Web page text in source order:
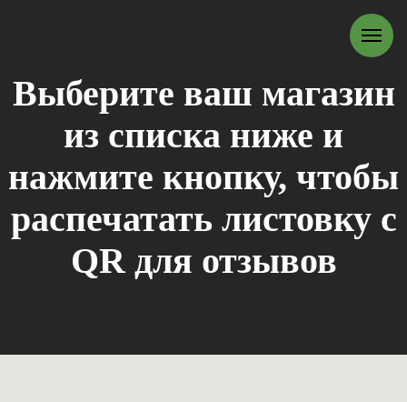
Выберите ваш магазин
из списка ниже и
нажмите кнопку, чтобы
распечатать листовку с
QR для отзывов